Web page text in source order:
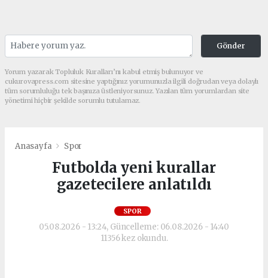
Gönder
Yorum yazarak Topluluk Kuralları’nı kabul etmiş bulunuyor ve
cukurovapress.com sitesine yaptığınız yorumunuzla ilgili doğrudan veya dolaylı
tüm sorumluluğu tek başınıza üstleniyorsunuz. Yazılan tüm yorumlardan site
yönetimi hiçbir şekilde sorumlu tutulamaz.
Anasayfa Spor
Futbolda yeni kurallar
gazetecilere anlatıldı
SPOR
05.08.2026 - 13:24, Güncelleme: 06.08.2026 - 14:40
11356 kez okundu.